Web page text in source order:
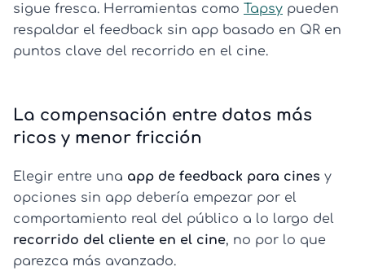
sigue fresca. Herramientas como Tapsy pueden
respaldar el feedback sin app basado en QR en
puntos clave del recorrido en el cine.
La compensación entre datos más
ricos y menor fricción
Elegir entre una app de feedback para cines y
opciones sin app debería empezar por el
comportamiento real del público a lo largo del
recorrido del cliente en el cine, no por lo que
parezca más avanzado.